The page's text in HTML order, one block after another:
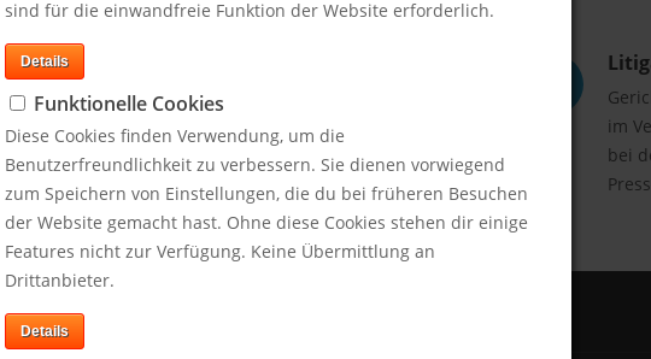
Ihr Image in der Öffentlichkeit steht unter
Druck? Sie sorgen sich um Ihren guten Ruf?
Wir entwickeln Strategien zur nachhaltigen
Stärkung Ihrer Reputation!
im
bei
dem Blog
sind für die einwandfreie Funktion der Website erforderlich.
Details
Funktionelle Cookies
Diese Cookies finden Verwendung, um die
Benutzerfreundlichkeit zu verbessern. Sie dienen vorwiegend
zum Speichern von Einstellungen, die du bei früheren Besuchen
der Website gemacht hast. Ohne diese Cookies stehen dir einige
Features nicht zur Verfügung. Keine Übermittlung an
Drittanbieter.
Details